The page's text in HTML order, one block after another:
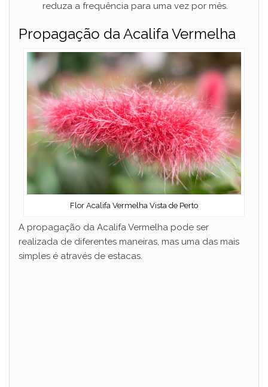
reduza a frequência para uma vez por mês.
Propagação da Acalifa Vermelha
Flor Acalifa Vermelha Vista de Perto
A propagação da Acalifa Vermelha pode ser
realizada de diferentes maneiras, mas uma das mais
simples é através de estacas.